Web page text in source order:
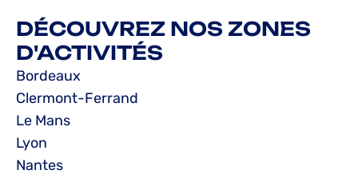
DÉCOUVREZ NOS ZONES
D'ACTIVITÉS
Bordeaux
Clermont-Ferrand
Le Mans
Lyon
Nantes